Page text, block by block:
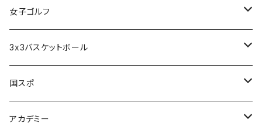
アルカディア奈良 - ファンクラブ入会 -
橋本大夢
女子ゴルフ
久世 夏乃香
3x3バスケットボール
奈良グレートブッターズ
国スポ
奈良県成年男子バスケットボール
アカデミー